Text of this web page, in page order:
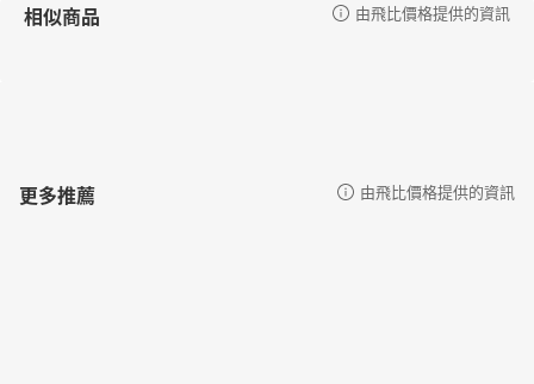
相似商品 由飛比價格提供的資訊
更多推薦 由飛比價格提供的資訊